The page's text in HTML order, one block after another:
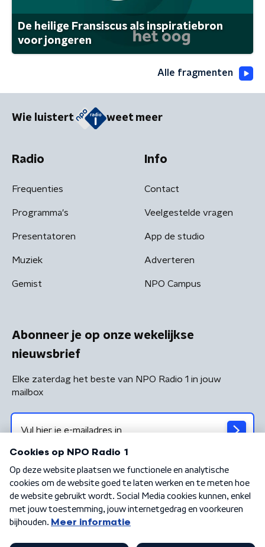
De heilige Fransiscus als inspiratiebron
voor jongeren
Alle fragmenten
Wie luistert weet meer
Radio
Frequenties
Programma's
Presentatoren
Muziek
Gemist
Info
Contact
Veelgestelde vragen
App de studio
Adverteren
NPO Campus
Abonneer je op onze wekelijkse
nieuwsbrief
Elke zaterdag het beste van NPO Radio 1 in jouw
mailbox
Algemene voorwaarden